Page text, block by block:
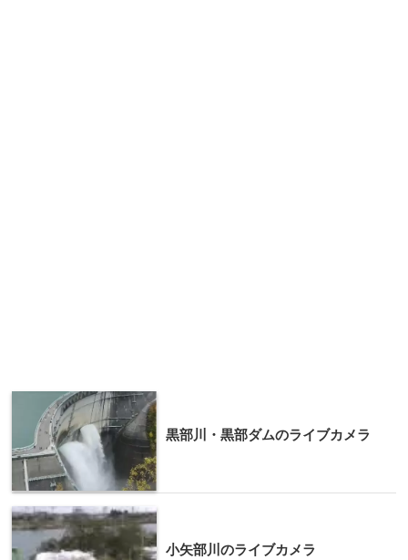
黒部川・黒部ダムのライブカメラ
小矢部川のライブカメラ